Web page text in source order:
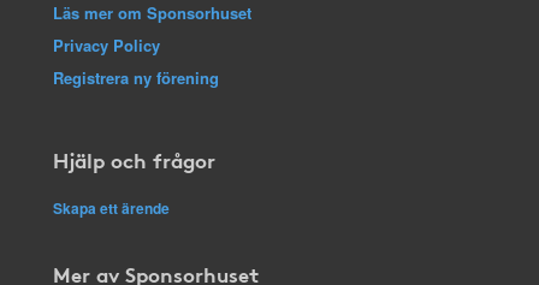
Läs mer om Sponsorhuset
Privacy Policy
Registrera ny förening
Hjälp och frågor
Skapa ett ärende
Mer av Sponsorhuset